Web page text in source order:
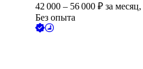
42 000 – 56 000 ₽ за месяц,
Без опыта